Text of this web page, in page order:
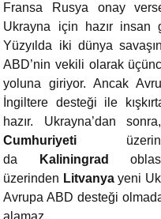
Fransa Rusya onay
Ukrayna için hazır insan
Yüzyılda iki dünya
ABD’nin vekili olarak
yoluna giriyor. Ancak
İngiltere desteği ile
hazır. Ukrayna’dan
Cumhuriyeti
da
Kaliningrad
üzerinden Litvanyayeni
Avrupa ABD desteği
alamaz.